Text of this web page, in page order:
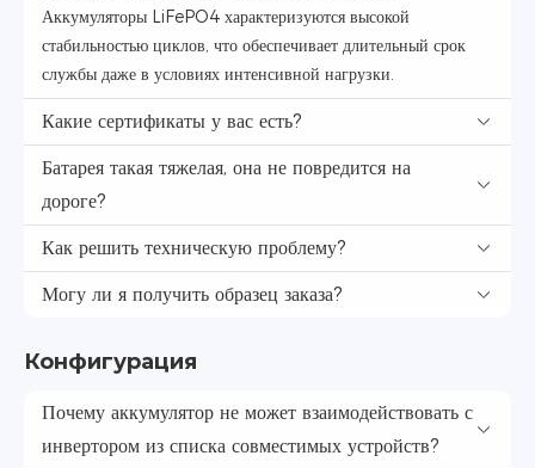
Аккумуляторы LiFePO4 характеризуются высокой
стабильностью циклов, что обеспечивает длительный срок
службы даже в условиях интенсивной нагрузки.
Какие сертификаты у вас есть?
Батарея такая тяжелая, она не повредится на
дороге?
Как решить техническую проблему?
Могу ли я получить образец заказа?
Конфигурация
Почему аккумулятор не может взаимодействовать с
инвертором из списка совместимых устройств?